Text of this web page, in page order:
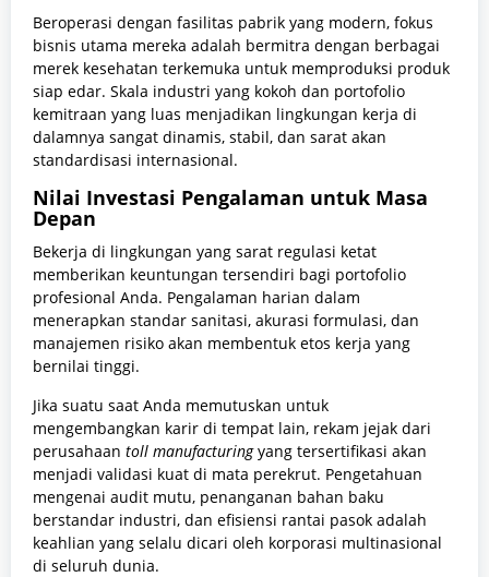
Beroperasi dengan fasilitas pabrik yang modern, fokus
bisnis utama mereka adalah bermitra dengan berbagai
merek kesehatan terkemuka untuk memproduksi produk
siap edar. Skala industri yang kokoh dan portofolio
kemitraan yang luas menjadikan lingkungan kerja di
dalamnya sangat dinamis, stabil, dan sarat akan
standardisasi internasional.
Nilai Investasi Pengalaman untuk Masa
Depan
Bekerja di lingkungan yang sarat regulasi ketat
memberikan keuntungan tersendiri bagi portofolio
profesional Anda. Pengalaman harian dalam
menerapkan standar sanitasi, akurasi formulasi, dan
manajemen risiko akan membentuk etos kerja yang
bernilai tinggi.
Jika suatu saat Anda memutuskan untuk
mengembangkan karir di tempat lain, rekam jejak dari
perusahaan toll manufacturingyang tersertifikasi akan
menjadi validasi kuat di mata perekrut. Pengetahuan
mengenai audit mutu, penanganan bahan baku
berstandar industri, dan efisiensi rantai pasok adalah
keahlian yang selalu dicari oleh korporasi multinasional
di seluruh dunia.